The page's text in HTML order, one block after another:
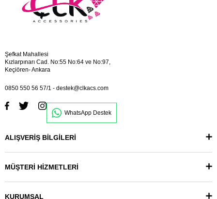
Şefkat Mahallesi
Kızlarpınarı Cad. No:55 No:64 ve No:97,
Keçiören- Ankara
0850 550 56 57/1 - destek@clkacs.com
WhatsApp Destek
ALIŞVERİŞ BİLGİLERİ
MÜŞTERİ HİZMETLERİ
KURUMSAL